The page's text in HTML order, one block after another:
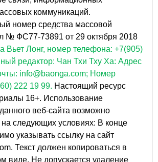
коммуникаций.
номер средства массовой
№ ФС77-73891 от 29 октября 2018
Вьет Лонг, номер телефона: +7(905)
редактор: Чан Тхи Тху Ха: Адрес
info@baonga.com; Номер
222 19 99. Настоящий ресурс
16+. Использование
веб-сайта возможно
на следующих условиях: В конце
указывать ссылку на сайт
Текст должен копироваться в
виде. Не допускается удаление